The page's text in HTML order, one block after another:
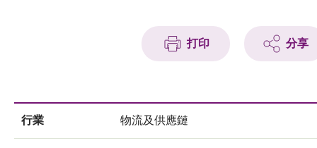
打印 分享
行業 物流及供應鏈